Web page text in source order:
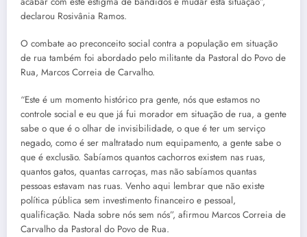
declarou Rosivânia Ramos.
O combate ao preconceito social contra a população em situação
de rua também foi abordado pelo militante da Pastoral do Povo de
Rua, Marcos Correia de Carvalho.
“Este é um momento histórico pra gente, nós que estamos no
controle social e eu que já fui morador em situação de rua, a gente
sabe o que é o olhar de invisibilidade, o que é ter um serviço
negado, como é ser maltratado num equipamento, a gente sabe o
que é exclusão. Sabíamos quantos cachorros existem nas ruas,
quantos gatos, quantas carroças, mas não sabíamos quantas
pessoas estavam nas ruas. Venho aqui lembrar que não existe
política pública sem investimento financeiro e pessoal,
qualificação. Nada sobre nós sem nós”, afirmou Marcos Correia de
Carvalho da Pastoral do Povo de Rua.